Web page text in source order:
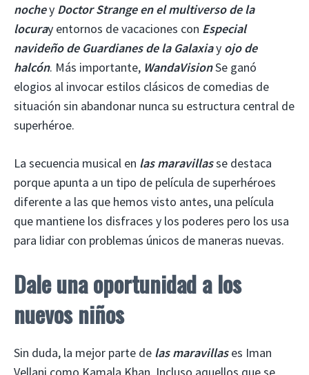
nochey Doctor Strange en el multiverso de la
locuray entornos de vacaciones con Especial
navideño de Guardianes de la Galaxiay ojo de
halcón. Más importante, WandaVisionSe ganó
elogios al invocar estilos clásicos de comedias de
situación sin abandonar nunca su estructura central de
superhéroe.
La secuencia musical en las maravillasse destaca
porque apunta a un tipo de película de superhéroes
diferente a las que hemos visto antes, una película
que mantiene los disfraces y los poderes pero los usa
para lidiar con problemas únicos de maneras nuevas.
Dale una oportunidad a los
nuevos niños
Sin duda, la mejor parte de las maravillases Iman